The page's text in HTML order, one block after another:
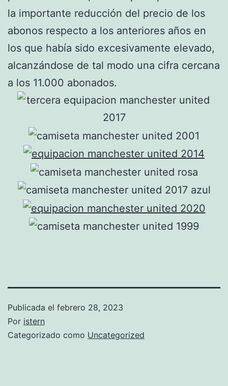
la importante reducción del precio de los
abonos respecto a los anteriores años en
los que había sido excesivamente elevado,
alcanzándose de tal modo una cifra cercana
a los 11.000 abonados.
Publicada el febrero 28, 2023
Por istern
Categorizado como Uncategorized